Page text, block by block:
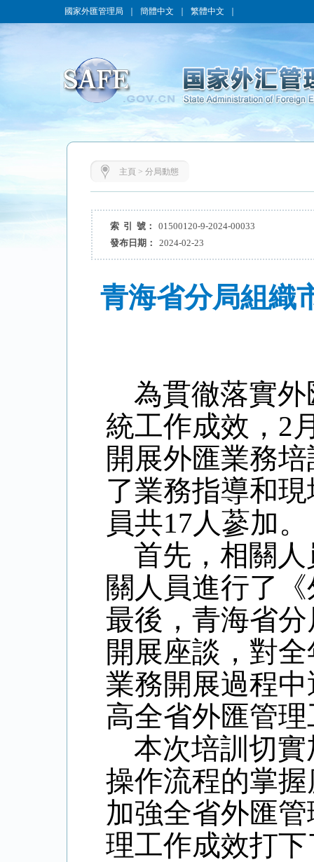
國家外匯管理局 簡體中文 繁體中文
主頁 > 分局動態
索 引 號：
01500120-9-2024-00033
發布日期：
2024-02-23
青海省分局組織
為貫徹落實
統工作成效，2
開展外匯業務
了業務指導和
員共17人蔘加。
首先，相關
關人員進行了
最後，青海省
開展座談，對
業務開展過程
高全省外匯管
本次培訓切
操作流程的掌
加強全省外匯
理工作成效打